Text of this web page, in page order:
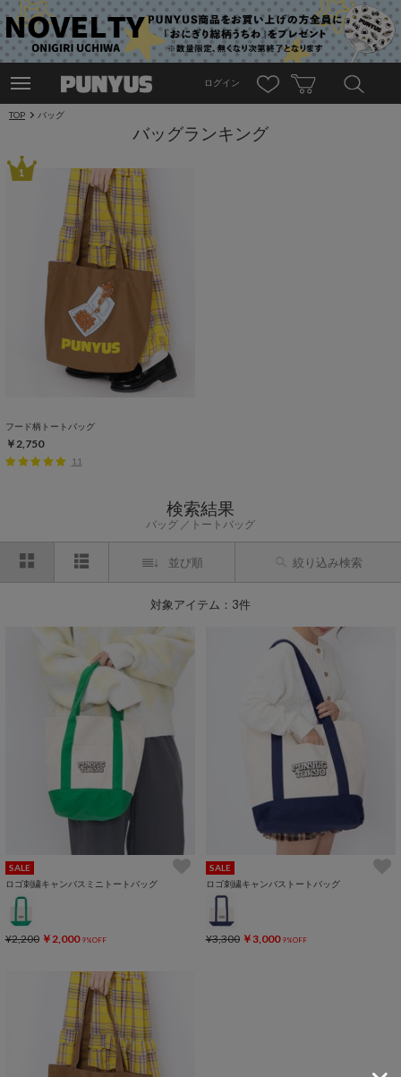
ログイン
TOP バッグ
バッグランキング
1
フード柄トートバッグ
￥2,750
11
検索結果
バッグ トートバッグ
並び順 絞り込み検索
対象アイテム：3件
SALE
ロゴ刺繍キャンバスミニトートバッグ
¥2,200 ￥2,000 9%OFF
SALE
ロゴ刺繍キャンバストートバッグ
¥3,300 ￥3,000 9%OFF